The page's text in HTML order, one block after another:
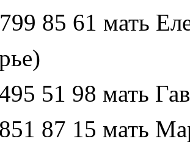
85 61 мать
51 98 мать
87 15 мать